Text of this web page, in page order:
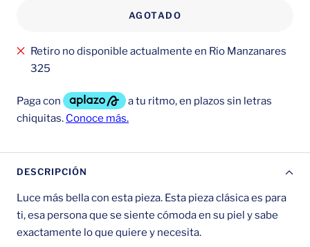
AGOTADO
Retiro no disponible actualmente en Rio Manzanares
325
DESCRIPCIÓN
Luce más bella con esta pieza. Esta pieza clásica es para
ti, esa persona que se siente cómoda en su piel y sabe
exactamente lo que quiere y necesita.